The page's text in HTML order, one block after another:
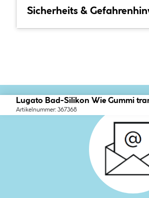
Sicherheits &
Lugato Bad-Silikon Wie Gummi
Artikelnummer: 367368